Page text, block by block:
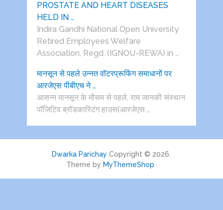
PROSTATE AND HEART DISEASES
HELD IN …
Indira Gandhi National Open University
Retired Employees Welfare
Association, Regd. (IGNOU-REWA) in …
मानसून से पहले उन्नत वॉटरप्रूफिंग समाधानों पर
आरजेएस पीबीएच ने …
आसन्न मानसून के मौसम से पहले, राम जानकी संस्थान
पॉजिटिव ब्रॉडकास्टिंग हाउस(आरजेएस …
Dwarka Parichay Copyright © 2026.
Theme by MyThemeShop